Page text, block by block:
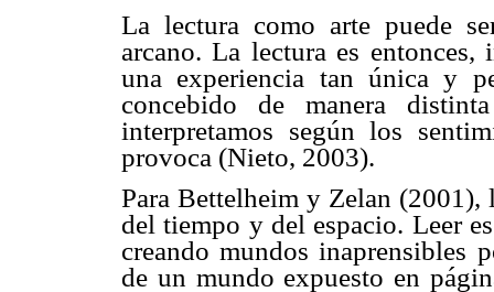
La lectura como arte puede
arcano. La lectura es
una experiencia tan única y
concebido de manera
interpretamos según los
provoca (Nieto, 2003).
Para Bettelheim y Zelan
del tiempo y del espacio. Leer
creando mundos inaprensibles
de un mundo expuesto en